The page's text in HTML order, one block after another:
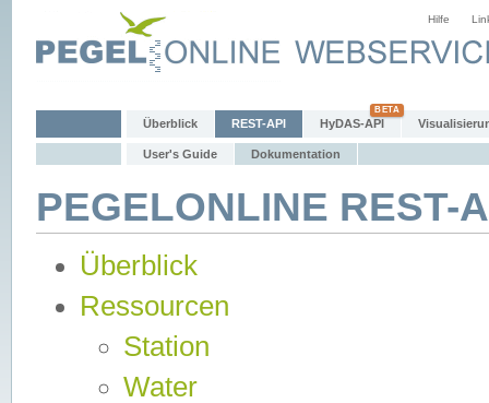
Hilfe
Überblick REST-API HyDAS-API
User's Guide Dokumentation
PEGELONLINE
Überblick
Ressourcen
Station
Water